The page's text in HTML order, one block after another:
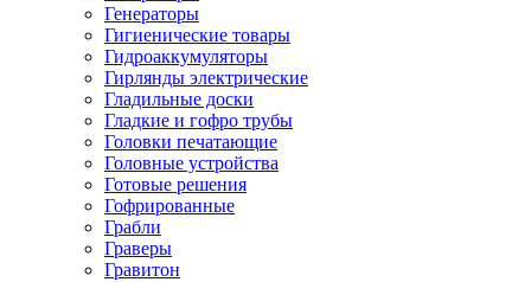
Генераторы
Гигиенические товары
Гидроаккумуляторы
Гирлянды электрические
Гладильные доски
Гладкие и гофро трубы
Головки печатающие
Головные устройства
Готовые решения
Гофрированные
Грабли
Граверы
Гравитон